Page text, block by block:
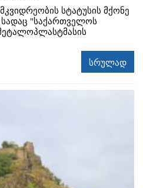
სტატუსის მქონე
"საქართველოს
სრულად